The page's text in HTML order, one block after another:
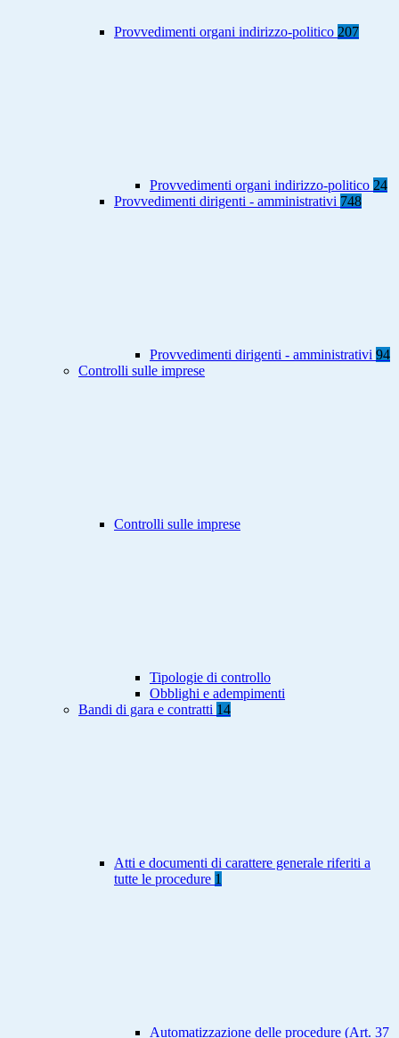
Provvedimenti organi indirizzo-politico 207
Provvedimenti organi indirizzo-politico 24
Provvedimenti dirigenti - amministrativi 748
Provvedimenti dirigenti - amministrativi 94
Controlli sulle imprese
Controlli sulle imprese
Tipologie di controllo
Obblighi e adempimenti
Bandi di gara e contratti 14
Atti e documenti di carattere generale riferiti a
tutte le procedure 1
Automatizzazione delle procedure (Art. 37